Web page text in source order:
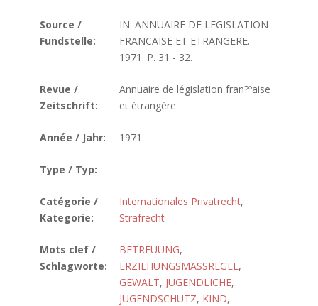
Source /
Fundstelle:
IN: ANNUAIRE DE LEGISLATION
FRANCAISE ET ETRANGERE.
1971. P. 31 - 32.
Revue /
Zeitschrift:
Annuaire de législation fran?ºaise
et étrangère
Année / Jahr: 1971
Type / Typ:
Catégorie /
Kategorie:
Internationales Privatrecht,
Strafrecht
Mots clef /
Schlagworte:
BETREUUNG,
ERZIEHUNGSMASSREGEL,
GEWALT, JUGENDLICHE,
JUGENDSCHUTZ, KIND,